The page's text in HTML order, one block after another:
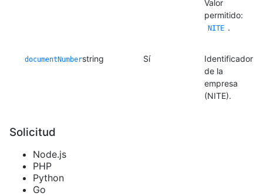
Valor
permitido:
NITE .
documentNumberstring Sí
Identificador
de la
empresa
(NITE).
Solicitud
Node.js
PHP
Python
Go